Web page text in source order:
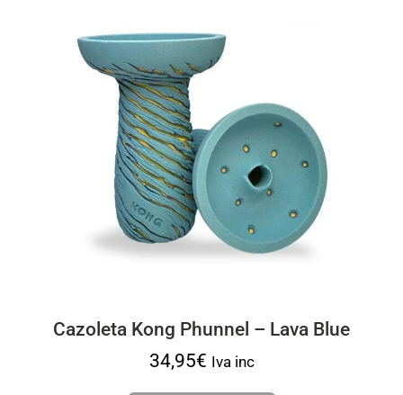
Cazoleta Kong Phunnel – Lava Blue
34,95€ Iva inc